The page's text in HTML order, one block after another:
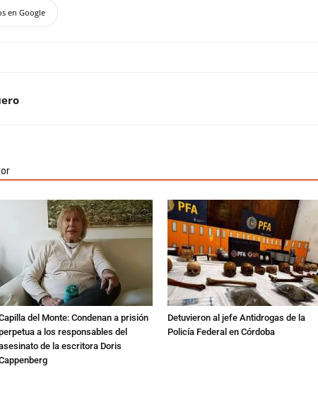
en Google
del Monte: Condenan a prisión
a los responsables del
de la escritora Doris
Detuvieron al jefe Antidrogas de la
Policía Federal en Córdoba